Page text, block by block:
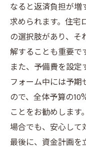
なると返済負担が
求められます。住宅
の選択肢があり、
解することも重要で
また、予備費を設
フォーム中には予
ので、全体予算の
ことをお勧めしま
場合でも、安心して
最後に、資金計画を